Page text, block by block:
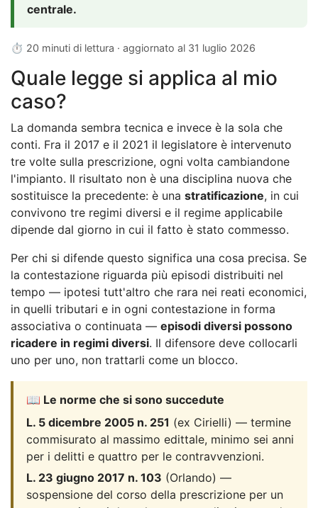
centrale.
⏱ 20 minuti di lettura · aggiornato al 31 luglio 2026
Quale legge si applica al mio
caso?
La domanda sembra tecnica e invece è la sola che
conti. Fra il 2017 e il 2021 il legislatore è intervenuto
tre volte sulla prescrizione, ogni volta cambiandone
l'impianto. Il risultato non è una disciplina nuova che
sostituisce la precedente: è una stratificazione, in cui
convivono tre regimi diversi e il regime applicabile
dipende dal giorno in cui il fatto è stato commesso.
Per chi si difende questo significa una cosa precisa. Se
la contestazione riguarda più episodi distribuiti nel
tempo — ipotesi tutt'altro che rara nei reati economici,
in quelli tributari e in ogni contestazione in forma
associativa o continuata — episodi diversi possono
ricadere in regimi diversi. Il difensore deve collocarli
uno per uno, non trattarli come un blocco.
📖 Le norme che si sono succedute
L. 5 dicembre 2005 n. 251 (ex Cirielli) — termine
commisurato al massimo edittale, minimo sei anni
per i delitti e quattro per le contravvenzioni.
L. 23 giugno 2017 n. 103 (Orlando) —
sospensione del corso della prescrizione per un